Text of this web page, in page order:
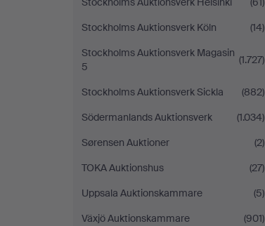
Stockholms Auktionsverk Köln
(14)
Stockholms Auktionsverk Magasin
5
(1.727)
Stockholms Auktionsverk Sickla
(882)
Södermanlands Auktionsverk
(1.034)
Sørensen Auktioner
(2)
TOKA Auktionshus
(27)
Uppsala Auktionskammare
(5)
Växjö Auktionskammare
(901)